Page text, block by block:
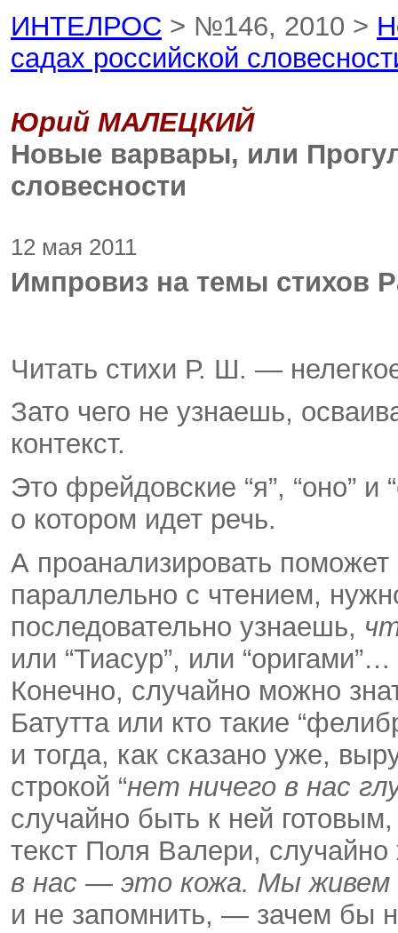
ИНТЕЛРОС > №146, 2010 >
садах российской
Юрий МАЛЕЦКИЙ
Новые варвары, или
словесности
12 мая 2011
Импровиз на темы стихов
Читать стихи Р. Ш. —
Зато чего не узнаешь,
контекст.
Это фрейдовские “я”, “оно” и
о котором идет речь.
А проанализировать поможет
параллельно с чтением,
последовательно узнаешь,
или “Тиасур”, или
Конечно, случайно можно
Батутта или кто такие
и тогда, как сказано уже,
строкой “нет ничего в нас
случайно быть к ней
текст Поля Валери, случайно
в нас — это кожа. Мы живем
и не запомнить, — зачем бы